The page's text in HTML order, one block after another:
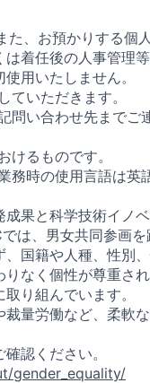
た、お預かりする個
着任後の人事管理
用いたしません。
いただきます。
問い合わせ先までご
るものです。
務時の使用言語は英
果と科学技術イノ
は、男女共同参画を
、国籍や人種、性別
なく個性が尊重さ
り組んでいます。
裁量労働など、柔軟
認ください。
gender_equality/